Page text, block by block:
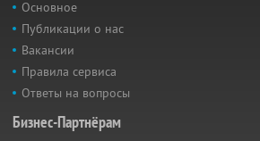
Основное
Публикации о нас
Вакансии
Правила сервиса
Ответы на вопросы
Бизнес-Партнёрам